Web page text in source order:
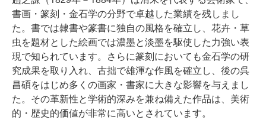
書画・篆刻・金石学の分野で卓越した業績を残しまし
た。書では隷書や篆書に独自の風格を確立し、花卉・草
虫を題材とした絵画では濃墨と淡墨を駆使した力強い表
現で知られています。さらに篆刻においても金石学の研
究成果を取り入れ、古拙で雄渾な作風を確立し、後の呉
昌碩をはじめ多くの画家・書家に大きな影響を与えまし
た。その革新性と学術的深みを兼ね備えた作品は、美術
的・歴史的価値が非常に高いとされています。